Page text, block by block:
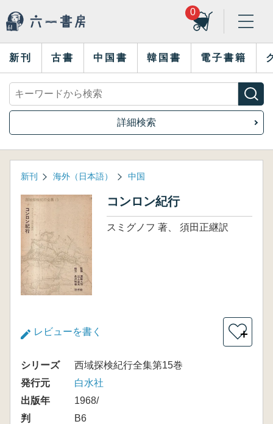
0
新刊 古書 中国書 韓国書 電子書籍
詳細検索
新刊 海外（日本語） 中国
コンロン紀行
スミグノフ 著、 須田正継訳
レビューを書く ＋
シリーズ
西域探検紀行全集第15巻
発行元
白水社
出版年
1968/
判
B6